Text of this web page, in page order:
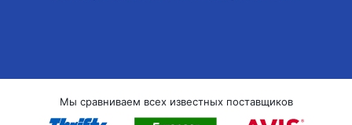
Мы сравниваем всех известных поставщиков